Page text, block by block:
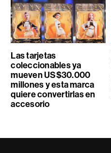
Las tarjetas
coleccionables ya
mueven US$30.000
millones y esta marca
quiere convertirlas en
accesorio